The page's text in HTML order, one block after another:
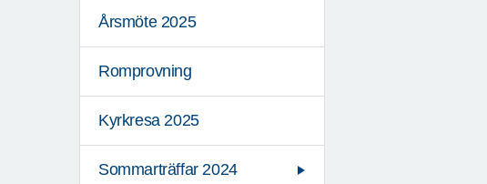
Årsmöte 2025
Romprovning
Kyrkresa 2025
Sommarträffar 2024